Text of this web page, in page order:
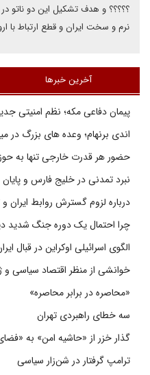
؟؟؟؟؟ و هدف تشکیل این دو ناتو
نرم و سخت ایران و قطع ارتباط با
آخرین خبرها
پیمان دفاعی مکه؛ نظم امنیتی
اندی برنهام؛ وعده های بزرگ
حضور هر قدرت خارجی تنها به
نبرد تمدنی در خلیج فارس و
درباره لزوم گسترش روابط ایران و
چرا احتمال یک دوره جنگ شدید
الگوی اسرائیلی اوکراین در قبال
خوانشی از منظر اقتصاد سیاسی و
«محاصره در برابر محاصره»
سه خطای راهبردی تهران
گذار خزر از «حاشیه امن» به
ترامپ گرفتار در شن‌زار سیاسی